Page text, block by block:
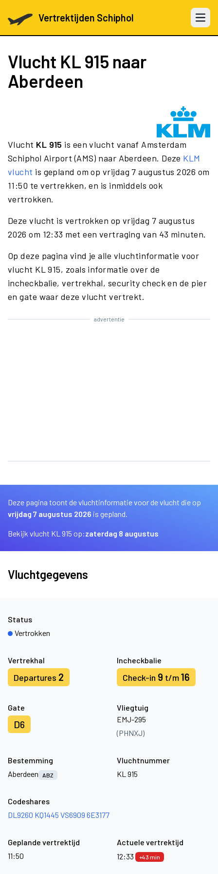
Vertrektijden Schiphol Open
Vlucht KL 915 naar
Aberdeen
Vlucht KL 915 is een vlucht vanaf Amsterdam
Schiphol Airport (AMS) naar Aberdeen. Deze KLM
vlucht is gepland om op vrijdag 7 augustus 2026 om
11:50 te vertrekken, en is inmiddels ook
vertrokken.
Deze vlucht is vertrokken op vrijdag 7 augustus
2026 om 12:33 met een vertraging van 43 minuten.
Op deze pagina vind je alle vluchtinformatie voor
vlucht KL 915, zoals informatie over de
incheckbalie, vertrekhal, security check en de pier
en gate waar deze vlucht vertrekt.
advertentie
Deze pagina toont de vluchtinformatie voor de vlucht die op
vrijdag 7 augustus 2026 is gepland.
Bekijk vlucht KL 915 op:zaterdag 8 augustus
Vluchtgegevens
Vertrekhal
Departures 2
Incheckbalie
Check-in 9 t/m16
Gate
D6
Vliegtuig
EMJ-295
(PHNXJ)
Status
Vertrokken
Bestemming
Aberdeen
ABZ
Vluchtnummer
KL 915
Codeshares
DL9260 KQ1445 VS6909 6E3177
Geplande vertrektijd
11:50
Actuele vertrektijd
12:33
+43 min